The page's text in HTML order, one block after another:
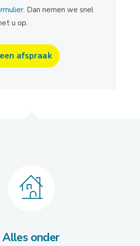
. Dan nemen we snel
u op.
afspraak
Alles onder